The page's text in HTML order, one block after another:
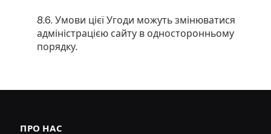
8.6. Умови цієї Угоди можуть змінюватися
адміністрацією сайту в односторонньому
порядку.
ПРО НАС